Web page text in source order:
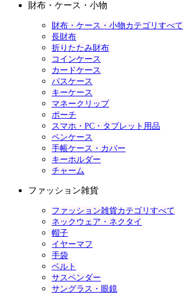
財布・ケース・小物
財布・ケース・小物カテゴリすべて
長財布
折りたたみ財布
コインケース
カードケース
パスケース
キーケース
マネークリップ
ポーチ
スマホ・PC・タブレット用品
ペンケース
手帳ケース・カバー
キーホルダー
チャーム
ファッション雑貨
ファッション雑貨カテゴリすべて
ネックウェア・ネクタイ
帽子
イヤーマフ
手袋
ベルト
サスペンダー
サングラス・眼鏡